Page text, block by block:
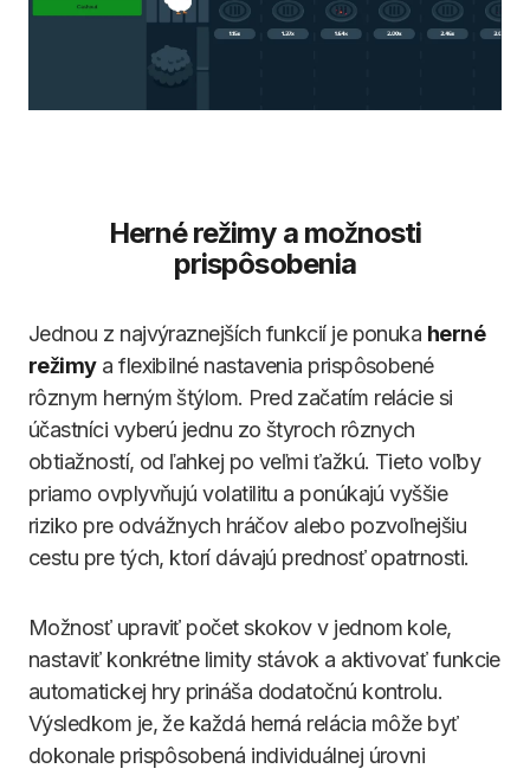
Herné režimy a možnosti
prispôsobenia
Jednou z najvýraznejších funkcií je ponuka herné
režimya flexibilné nastavenia prispôsobené
rôznym herným štýlom. Pred začatím relácie si
účastníci vyberú jednu zo štyroch rôznych
obtiažností, od ľahkej po veľmi ťažkú. Tieto voľby
priamo ovplyvňujú volatilitu a ponúkajú vyššie
riziko pre odvážnych hráčov alebo pozvoľnejšiu
cestu pre tých, ktorí dávajú prednosť opatrnosti.
Možnosť upraviť počet skokov v jednom kole,
nastaviť konkrétne limity stávok a aktivovať funkcie
automatickej hry prináša dodatočnú kontrolu.
Výsledkom je, že každá herná relácia môže byť
dokonale prispôsobená individuálnej úrovni